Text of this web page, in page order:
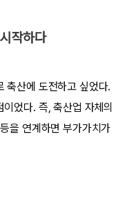
작하다
축산에 도전하고 싶었다.
었다. 즉, 축산업 자체의
을 연계하면 부가가치가